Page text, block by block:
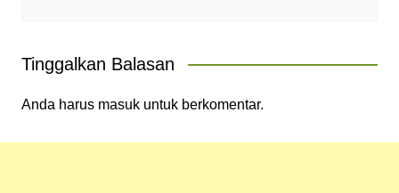
Tinggalkan Balasan
Anda harus masukuntuk berkomentar.